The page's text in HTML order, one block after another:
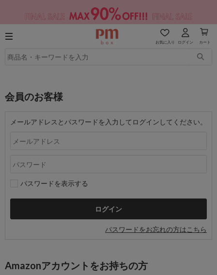
お気に入り ログイン カート
会員のお客様
メールアドレスとパスワードを入力してログインしてください。
パスワードを表示する
パスワードをお忘れの方はこちら
Amazonアカウントをお持ちの方